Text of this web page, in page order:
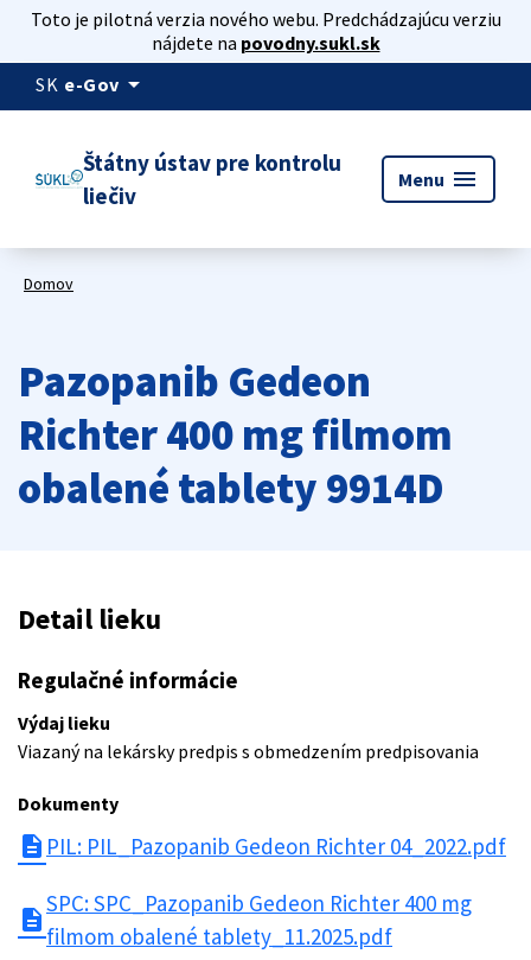
Toto je pilotná verzia nového webu. Predchádzajúcu verziu
nájdete na povodny.sukl.sk
SK e-Gov arrow_drop_down
Štátny ústav pre kontrolu
liečiv
Menu menu
Domov
Pazopanib Gedeon
Richter 400 mg filmom
obalené tablety 9914D
Detail lieku
Regulačné informácie
Výdaj lieku
Viazaný na lekársky predpis s obmedzením predpisovania
Dokumenty
description PIL: PIL_Pazopanib Gedeon Richter 04_2022.pdf
description
SPC: SPC_Pazopanib Gedeon Richter 400 mg
filmom obalené tablety_11.2025.pdf